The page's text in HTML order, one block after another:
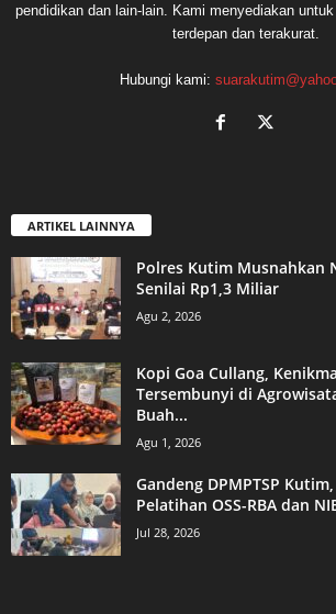
pendidikan dan lain-lain. Kami menyediakan untuk
terdepan dan terakurat.
Hubungi kami:
ARTIKEL LAINNYA
Polres Kutim Musnahkan
Senilai Rp1,3 Miliar
Agu 2, 2026
Kopi Goa Cullang,
Tersembunyi di
Buah...
Agu 1, 2026
Gandeng DPMPTSP
Pelatihan OSS-RBA dan
Jul 28, 2026